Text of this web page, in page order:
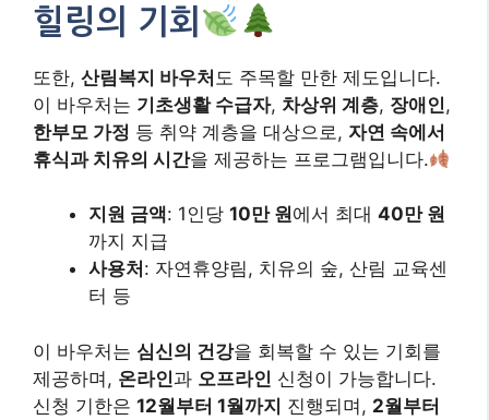
힐링의 기회
또한, 산림복지 바우처 도 주목할 만한 제도입니다.
이 바우처는 기초생활 수급자, 차상위 계층, 장애인,
한부모 가정 등 취약 계층을 대상으로, 자연 속에서
휴식과 치유의 시간을 제공하는 프로그램입니다.
지원 금액: 1인당 10만 원에서 최대 40만 원
까지 지급
사용처 : 자연휴양림, 치유의 숲, 산림 교육센
터 등
이 바우처는 심신의 건강을 회복할 수 있는 기회를
제공하며, 온라인과 오프라인 신청이 가능합니다.
신청 기한은 12월부터 1월까지 진행되며, 2월부터